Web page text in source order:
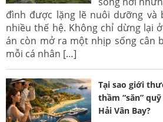
đình được lặng lẽ nuôi dưỡng và
nhiều thế hệ. Không chỉ dừng lại
án còn mở ra một nhịp sống cân
mỗi cá nhân […]
Tại sao giới
thầm “săn”
Hải Vân Bay?